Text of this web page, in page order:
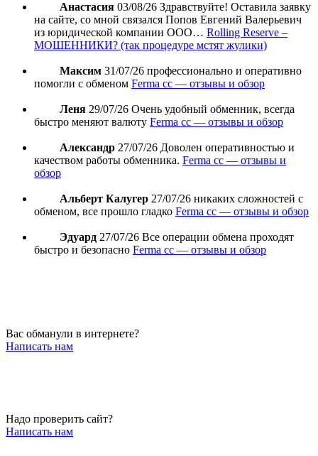
Анастасия 03/08/26 Здравствуйте! Оставила заявку
на сайте, со мной связался Попов Евгений Валерьевич
из юридической компании ООО… Rolling Reserve –
МОШЕННИКИ? (так процедуре мстят жулики)
Максим 31/07/26 профессионально и оперативно
помогли с обменом Ferma cc — отзывы и обзор
Леня 29/07/26 Очень удобный обменник, всегда
быстро меняют валюту Ferma cc — отзывы и обзор
Александр 27/07/26 Доволен оперативностью и
качеством работы обменника. Ferma cc — отзывы и
обзор
Альберт Калугер 27/07/26 никаких сложностей с
обменом, все прошло гладко Ferma cc — отзывы и обзор
Эдуард 27/07/26 Все операции обмена проходят
быстро и безопасно Ferma cc — отзывы и обзор
Вас обманули в интернете?
Написать нам
Надо проверить сайт?
Написать нам